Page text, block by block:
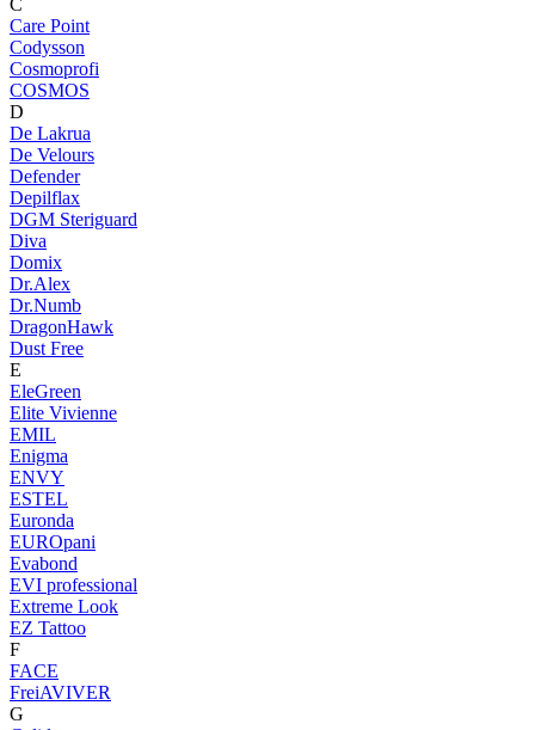
C
Care Point
Codysson
Cosmoprofi
COSMOS
D
De Lakrua
De Velours
Defender
Depilflax
DGM Steriguard
Diva
Domix
Dr.Alex
Dr.Numb
DragonHawk
Dust Free
E
EleGreen
Elite Vivienne
EMIL
Enigma
ENVY
ESTEL
Euronda
EUROpani
Evabond
EVI professional
Extreme Look
EZ Tattoo
F
FACE
FreiAVIVER
G